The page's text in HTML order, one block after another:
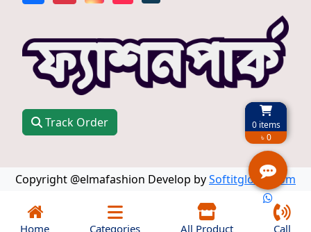
0items
৳ 0
Track Order
Copyright @elmafashion Develop bySoftitglobal.com
Home Categories All Product Call